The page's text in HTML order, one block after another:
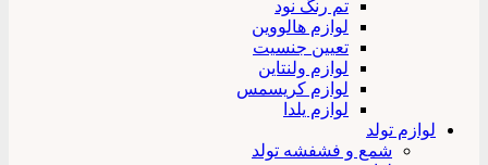
تم رنگ نود
لوازم هالووین
تعیین جنسیت
لوازم ولنتاین
لوازم کریسمس
لوازم یلدا
لوازم تولد
شمع و فشفشه تولد